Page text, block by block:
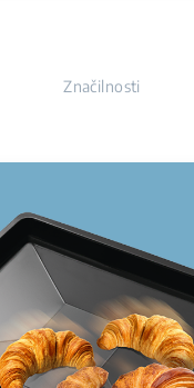
Značilnosti